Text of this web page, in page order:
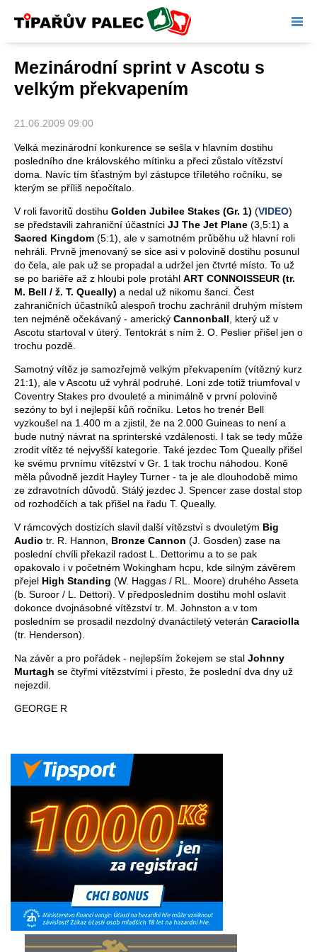
Tipařův palec
Mezinárodní sprint v Ascotu s
velkým překvapením
21.06.2009 09:00
Velká mezinárodní konkurence se sešla v hlavním dostihu
posledního dne královského mítinku a přeci zůstalo vítězství
doma. Navíc tím šťastným byl zástupce tříletého ročníku, se
kterým se příliš nepočítalo.
V roli favoritů dostihu Golden Jubilee Stakes (Gr. 1) (VIDEO)
se představili zahraniční účastníci JJ The Jet Plane (3,5:1) a
Sacred Kingdom (5:1), ale v samotném průběhu už hlavní roli
nehráli. Prvně jmenovaný se sice asi v polovině dostihu posunul
do čela, ale pak už se propadal a udržel jen čtvrté místo. To už
se po bariéře až z hloubi pole protáhl ART CONNOISSEUR (tr.
M. Bell / ž. T. Queally) a nedal už nikomu šanci. Čest
zahraničních účastníků alespoň trochu zachránil druhým místem
ten nejméně očekávaný - americký Cannonball , který už v
Ascotu startoval v úterý. Tentokrát s ním ž. O. Peslier přišel jen o
trochu pozdě.
Samotný vítěz je samozřejmě velkým překvapením (vítězný kurz
21:1), ale v Ascotu už vyhrál podruhé. Loni zde totiž triumfoval v
Coventry Stakes pro dvouleté a minimálně v první polovině
sezóny to byl i nejlepší kůň ročníku. Letos ho trenér Bell
vyzkoušel na 1.400 m a zjistil, že na 2.000 Guineas to není a
bude nutný návrat na sprinterské vzdálenosti. I tak se tedy může
zrodit vítěz té nejvyšší kategorie. Také jezdec Tom Queally přišel
ke svému prvnímu vítězství v Gr. 1 tak trochu náhodou. Koně
měla původně jezdit Hayley Turner - ta je ale dlouhodobě mimo
ze zdravotních důvodů. Stálý jezdec J. Spencer zase dostal stop
od rozhodčích a tak přišel na řadu T. Queally.
V rámcových dostizích slavil další vítězství s dvouletým Big
Audio tr. R. Hannon, Bronze Cannon (J. Gosden) zase na
poslední chvíli překazil radost L. Dettorimu a to se pak
opakovalo i v početném Wokingham hcpu, kde silným závěrem
přejel High Standing (W. Haggas / RL. Moore) druhého Asseta
(b. Suroor / L. Dettori). V předposledním dostihu mohl oslavit
dokonce dvojnásobné vítězství tr. M. Johnston a v tom
posledním se prosadil nezdolný dvanáctiletý veterán Caraciolla
(tr. Henderson).
Na závěr a pro pořádek - nejlepším žokejem se stal Johnny
Murtagh se čtyřmi vítězstvími i přesto, že poslední dva dny už
nejezdil.
GEORGE R